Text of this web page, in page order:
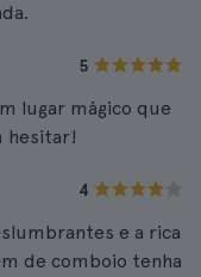
5
lugar mágico que
hesitar!
4
e a rica
de comboio tenha